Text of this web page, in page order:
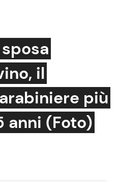
Gossip e TV
Bellezze VIP
Coppie VIP
il
più
anni (Foto)